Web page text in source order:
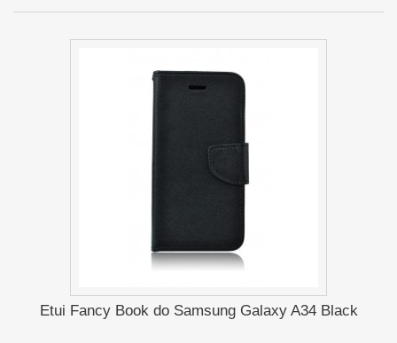
Etui Fancy Book do Samsung Galaxy A34 Black